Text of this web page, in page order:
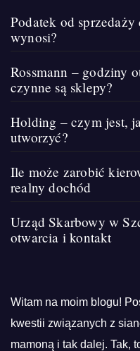
Podatek od
wynosi?
Rossmann – godziny
czynne są sklepy?
Holding – czym jest,
utworzyć?
Ile może zarobić
realny dochód
Urząd Skarbowy w
otwarcia i kontakt
Witam na moim blogu!
kwestii związanych z
mamoną i tak dalej. Tak,